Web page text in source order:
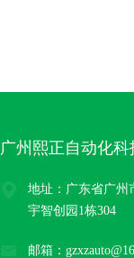
广州熙正自动化科
地址：广东省广州
宇智创园1栋304
邮箱：